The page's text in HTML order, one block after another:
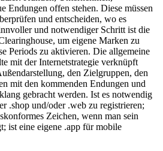
Endungen offen stehen. Diese müssen
und entscheiden, wo es
und notwendiger Schritt ist die
um eigene Marken zu
Periods zu aktivieren. Die allgemeine
mit der Internetstrategie verknüpft
den Zielgruppen, den
mit den kommenden Endungen und
gebracht werden. Ist es notwendig
.shop und/oder .web zu registrieren;
Zeichen, wenn man sein
ist eine eigene .app für mobile